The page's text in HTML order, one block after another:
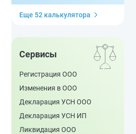
Еще 52 калькулятора
Сервисы
Регистрация ООО
Изменения в ООО
Декларация УСН ООО
Декларация УСН ИП
Ликвидация ООО